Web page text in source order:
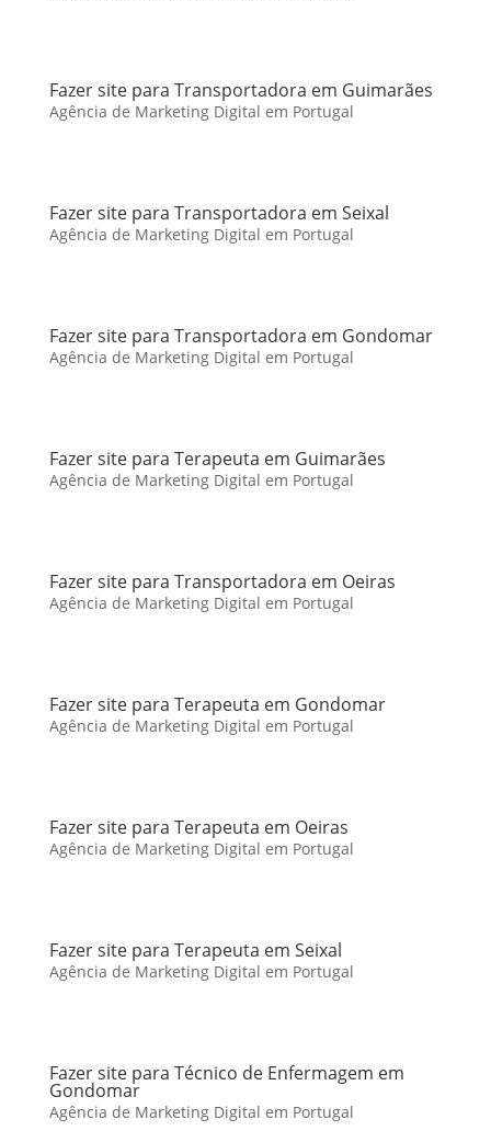
Fazer site para Transportadora em Guimarães
Agência de Marketing Digital em Portugal
Fazer site para Transportadora em Seixal
Agência de Marketing Digital em Portugal
Fazer site para Transportadora em Gondomar
Agência de Marketing Digital em Portugal
Fazer site para Terapeuta em Guimarães
Agência de Marketing Digital em Portugal
Fazer site para Transportadora em Oeiras
Agência de Marketing Digital em Portugal
Fazer site para Terapeuta em Gondomar
Agência de Marketing Digital em Portugal
Fazer site para Terapeuta em Oeiras
Agência de Marketing Digital em Portugal
Fazer site para Terapeuta em Seixal
Agência de Marketing Digital em Portugal
Fazer site para Técnico de Enfermagem em
Gondomar
Agência de Marketing Digital em Portugal